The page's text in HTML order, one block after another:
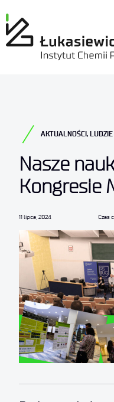
AKTUALNOŚCI, LUDZIE
Nasze
Kongresie
11 lipca, 2024 Czas